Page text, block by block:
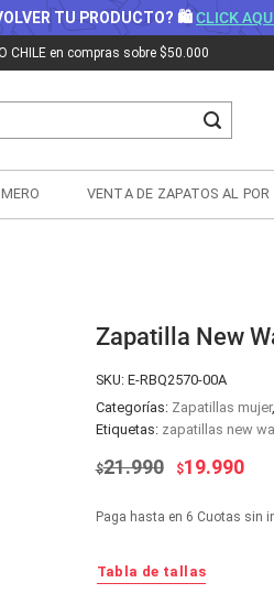
TU PRODUCTO? 🛍CLICK
CHILE en compras sobre $50.000
VENTA DE ZAPATOS AL POR
Zapatilla New
SKU: E-RBQ2570-00A
Categorías: Zapatillas mujer,
Etiquetas: zapatillas new
$21.990 El
original
$19.990El
Paga hasta en 6 Cuotas sin
Tabla de tallas